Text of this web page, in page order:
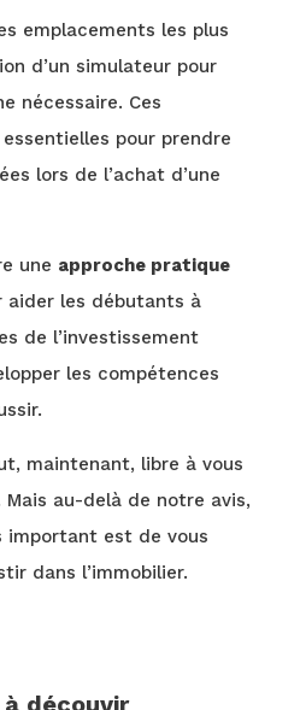
emplacements les plus
d’un simulateur pour
nécessaire. Ces
pour prendre
lors de l’achat d’une
une approche pratique
aider les débutants à
de l’investissement
les compétences
maintenant, libre à vous
au-delà de notre avis,
important est de vous
dans l’immobilier.
découvir